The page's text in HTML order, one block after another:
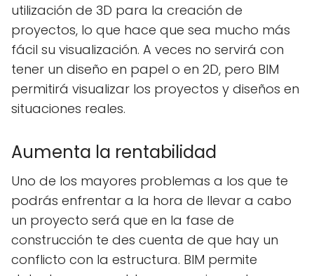
utilización de 3D para la creación de
proyectos, lo que hace que sea mucho más
fácil su visualización. A veces no servirá con
tener un diseño en papel o en 2D, pero BIM
permitirá visualizar los proyectos y diseños en
situaciones reales.
Aumenta la rentabilidad
Uno de los mayores problemas a los que te
podrás enfrentar a la hora de llevar a cabo
un proyecto será que en la fase de
construcción te des cuenta de que hay un
conflicto con la estructura. BIM permite